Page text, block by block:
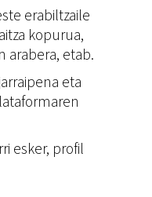
erabiltzaile
kopurua,
arabera, etab.
eta
esker, profil